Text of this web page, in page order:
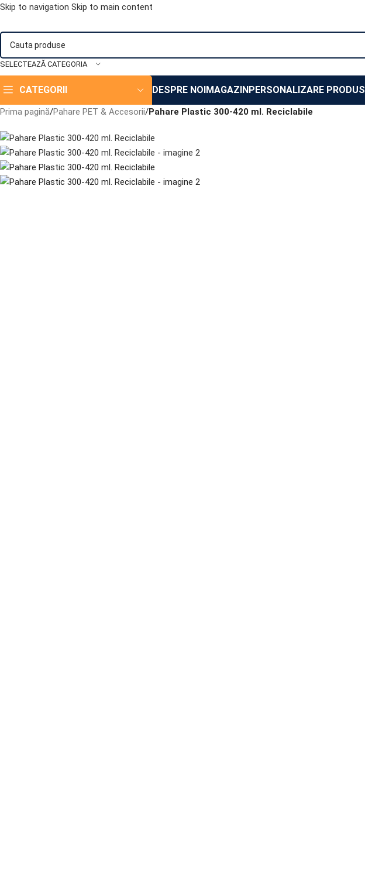
Skip to navigation Skip to main content
SELECTEAZĂ CATEGORIA
CATEGORII DESPRE NOIMAGAZINPERSONALIZARE PRODUS
Prima pagină/Pahare PET & Accesorii/Pahare Plastic 300-420 ml. Reciclabile